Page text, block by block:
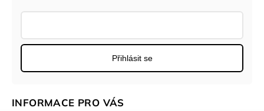
Přihlásit se
INFORMACE PRO VÁS